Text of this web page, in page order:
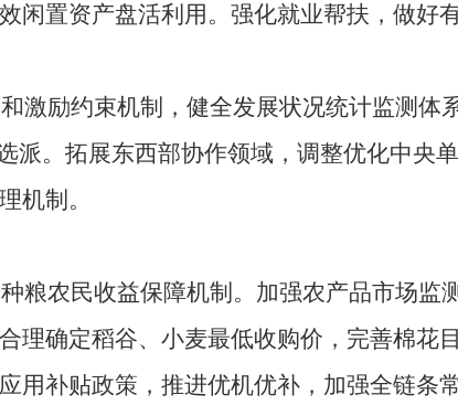
闲置资产盘活利用。强化就业帮扶，做好
励约束机制，健全发展状况统计监测体
派。拓展东西部协作领域，调整优化中央
机制。
农民收益保障机制。加强农产品市场监
理确定稻谷、小麦最低收购价，完善棉花
用补贴政策，推进优机优补，加强全链条